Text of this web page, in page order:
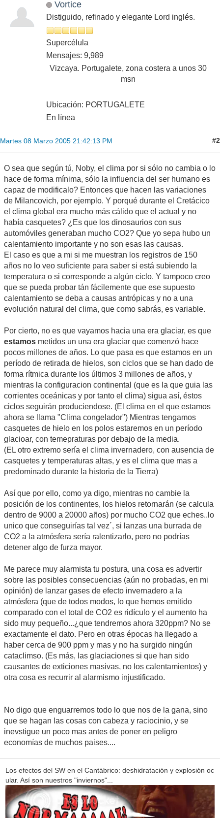
Vortice
Distiguido, refinado y elegante Lord inglés.
Supercélula
Mensajes: 9,989
Vizcaya. Portugalete, zona costera a unos 30
msn
Ubicación: PORTUGALETE
En línea
Martes 08 Marzo 2005 21:42:13 PM #2
O sea que según tú, Noby, el clima por si sólo no cambia o lo
hace de forma mínima, sólo la influencia del ser humano es
capaz de modificalo? Entonces que hacen las variaciones
de Milancovich, por ejemplo. Y porqué durante el Cretácico
el clima global era mucho más cálido que el actual y no
había casquetes? ¿Es que los dinosaurios con sus
automóviles generaban mucho CO2? Que yo sepa hubo un
calentamiento importante y no son esas las causas.
El caso es que a mi si me muestran los registros de 150
años no lo veo suficiente para saber si está subiendo la
temperatura o si corresponde a algún ciclo. Y tampoco creo
que se pueda probar tán fácilemente que ese supuesto
calentamiento se deba a causas antrópicas y no a una
evolución natural del clima, que como sabrás, es variable.
Por cierto, no es que vayamos hacia una era glaciar, es que
estamos metidos un una era glaciar que comenzó hace
pocos millones de años. Lo que pasa es que estamos en un
período de retirada de hielos, son ciclos que se han dado de
forma rítmica durante los últimos 3 millones de años, y
mientras la configuracion continental (que es la que guia las
corrientes oceánicas y por tanto el clima) sigua así, éstos
ciclos seguirán produciendose. (El clima en el que estamos
ahora se llama "Clima congelador") Mientras tengamos
casquetes de hielo en los polos estaremos en un período
glacioar, con temepraturas por debajo de la media.
(EL otro extremo sería el clima invernadero, con ausencia de
casquetes y temperaturas altas, y es el clima que mas a
predominado durante la historia de la Tierra)
Así que por ello, como ya digo, mientras no cambie la
posición de los continentes, los hielos retornarán (se calcula
dentro de 9000 a 20000 años) por mucho CO2 que eches..lo
unico que conseguirías tal vez´, si lanzas una burrada de
CO2 a la atmósfera sería ralentizarlo, pero no podrías
detener algo de furza mayor.
Me parece muy alarmista tu postura, una cosa es advertir
sobre las posibles consecuencias (aún no probadas, en mi
opinión) de lanzar gases de efecto invernadero a la
atmósfera (que de todos modos, lo que hemos emitido
comparado con el total de CO2 es ridículo y el aumento ha
sido muy pequeño...¿que tendremos ahora 320ppm? No se
exactamente el dato. Pero en otras épocas ha llegado a
haber cerca de 900 ppm y mas y no ha surgido ningún
cataclimso. (Es más, las glaciaciones si que han sido
causantes de exticiones masivas, no los calentamientos) y
otra cosa es recurrir al alarmismo injustificado.
No digo que enguarremos todo lo que nos de la gana, sino
que se hagan las cosas con cabeza y raciocinio, y se
inevstigue un poco mas antes de poner en peligro
economías de muchos paises....
Los efectos del SW en el Cantábrico: deshidratación y explosión oc
ular. Así son nuestros "inviernos"...